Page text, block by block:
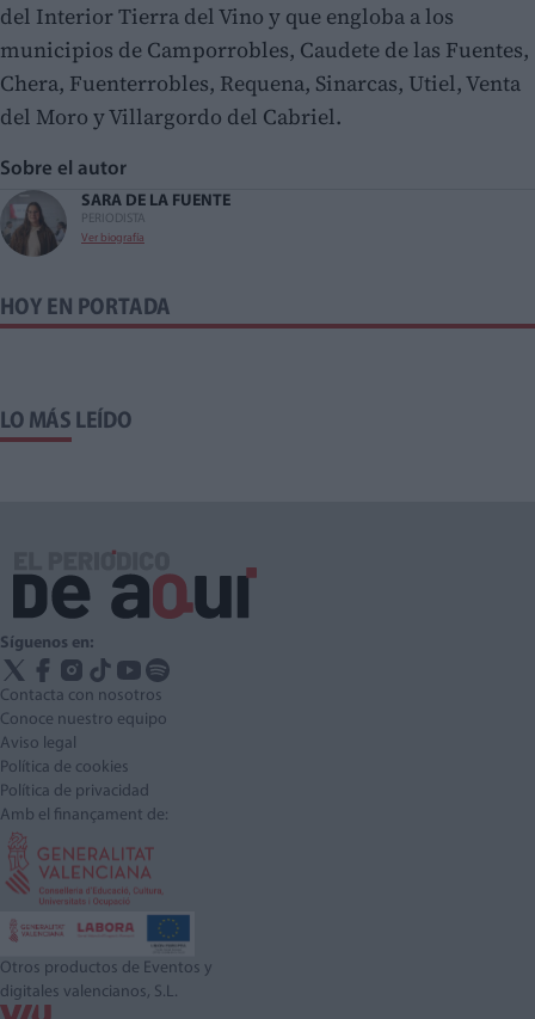
del Interior Tierra del Vino y que engloba a los
municipios de Camporrobles, Caudete de las Fuentes,
Chera, Fuenterrobles, Requena, Sinarcas, Utiel, Venta
del Moro y Villargordo del Cabriel.
Sobre el autor
SARA DE LA FUENTE
PERIODISTA
Ver biografía
HOY EN PORTADA
LO MÁS LEÍDO
Síguenos en:
Contacta con nosotros
Conoce nuestro equipo
Aviso legal
Política de cookies
Política de privacidad
Amb el finançament de:
Otros productos de Eventos y
digitales valencianos, S.L.